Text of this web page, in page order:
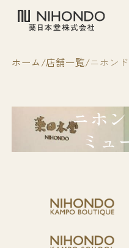
ホーム 店舗一覧 ニホン
ニホ
ミュ